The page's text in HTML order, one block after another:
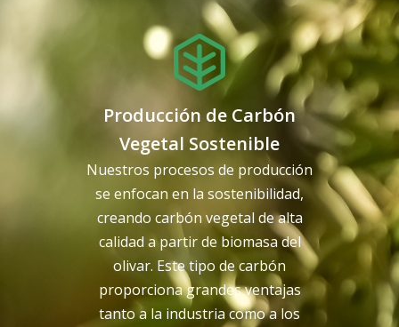
Producción de Carbón
Vegetal Sostenible
Nuestros procesos de producción
se enfocan en la sostenibilidad,
creando carbón vegetal de alta
calidad a partir de biomasa del
olivar. Este tipo de carbón
proporciona grandes ventajas
tanto a la industria como a los